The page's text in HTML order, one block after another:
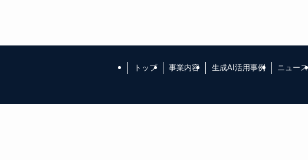
トップ 事業内容 生成AI活用事例 ニュース